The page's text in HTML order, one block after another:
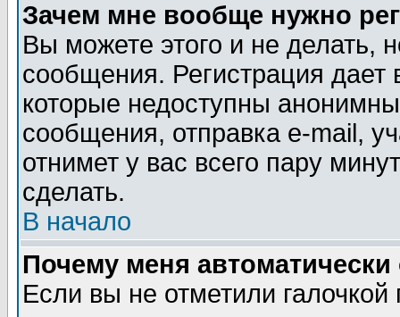
Зачем мне вообще нужно
Вы можете этого и не делать,
сообщения. Регистрация
которые недоступны
сообщения, отправка e-mail,
отнимет у вас всего пару
сделать.
В начало
Почему меня автоматически
Если вы не отметили галочкой